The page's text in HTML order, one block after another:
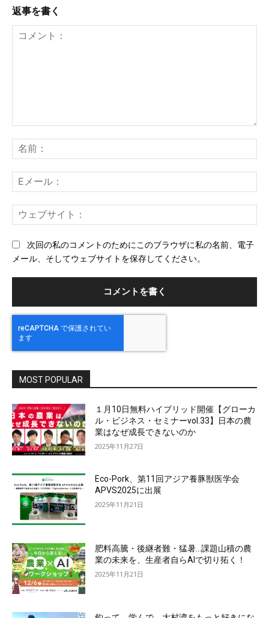
返事を書く
ン
ト：
前
メ
ー
ェ
次回の私のコメントのためにこのブラウザに私の名前、電子
メール、そしてウェブサイトを保存してください。
MOST POPULAR
１月10日無料ハイブリッド開催【グローカ
ル・ビジネス・セミナーvol.33】日本の農
業はなぜ成長できないのか
2025年11月27日
Eco-Pork、第11回アジア養豚獣医学会
APVS2025に出展
2025年11月21日
肥料高騰・後継者難・猛暑…課題山積の農
業の未来を、生産者自らAIで切り拓く！
2025年11月21日